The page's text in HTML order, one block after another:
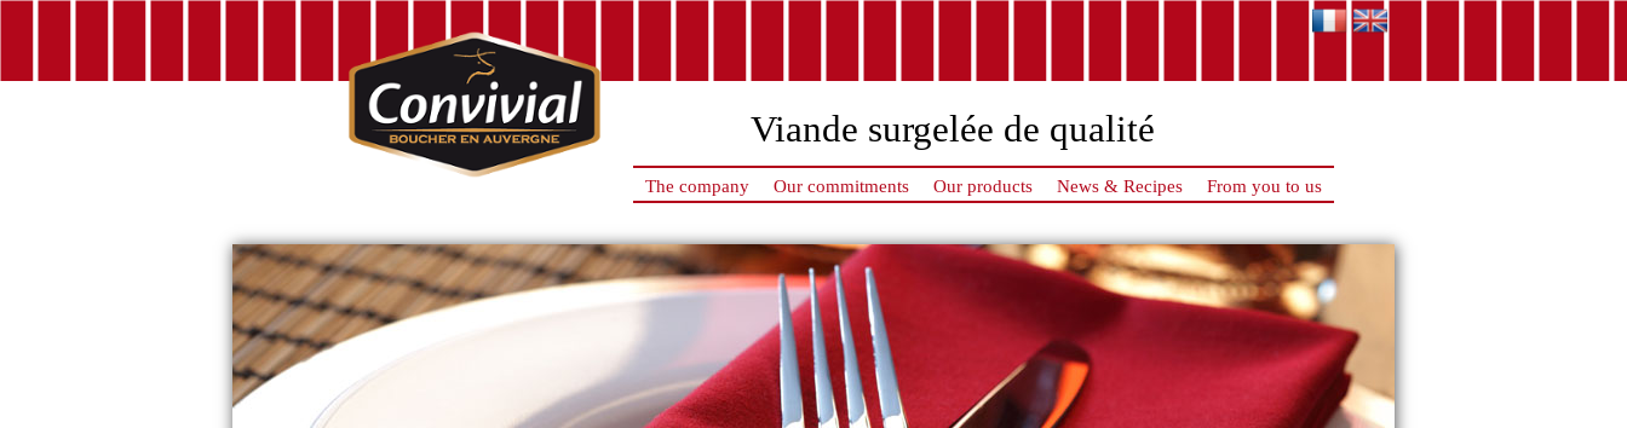
Viande surgelée de qualité
The company Our commitments Our products News & Recipes From you to us